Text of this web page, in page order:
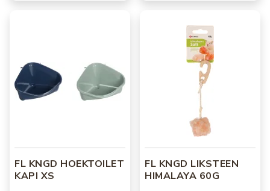
FL KNGD HOEKTOILET
KAPI XS
FL KNGD LIKSTEEN
HIMALAYA 60G